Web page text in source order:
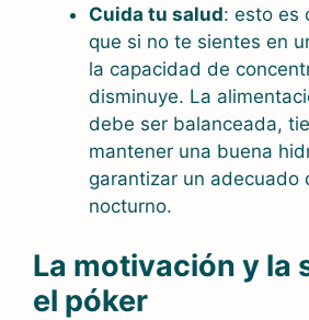
Cuida tu salud: esto es
que si no te sientes en
la capacidad de
disminuye. La
debe ser balanceada,
mantener una buena
garantizar un adecuado
nocturno.
La motivación y la
el póker